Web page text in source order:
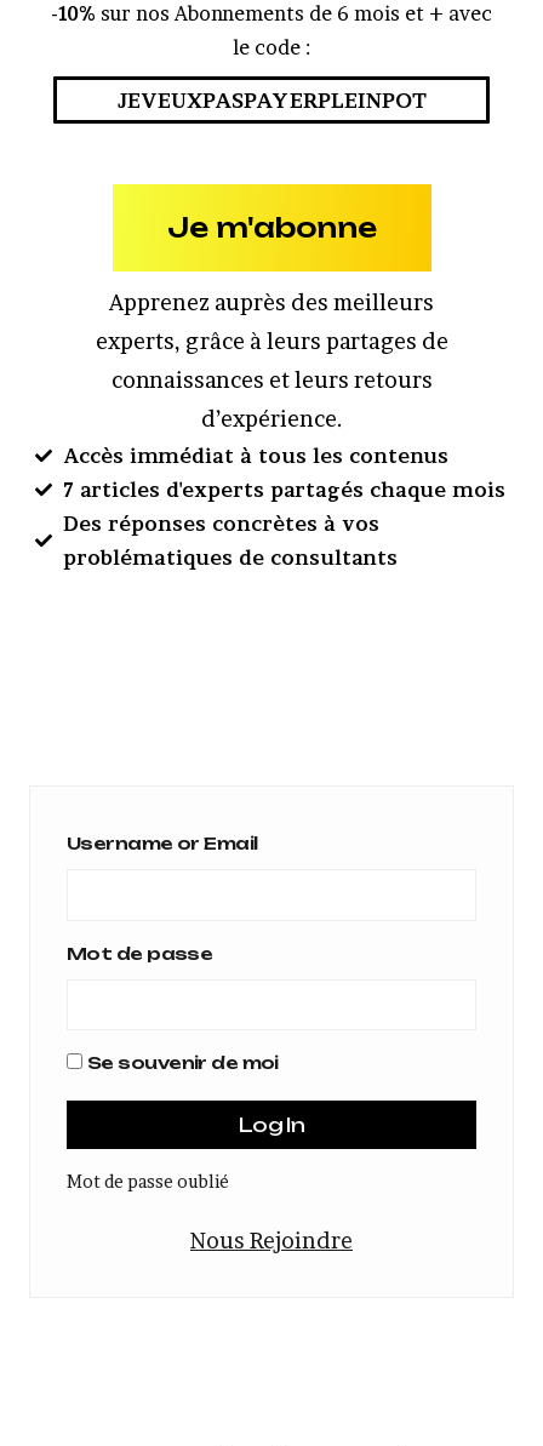
-10% sur nos Abonnements de 6 mois et + avec
le code :
JEVEUXPASPAYERPLEINPOT
Je m'abonne
Apprenez auprès des meilleurs
experts, grâce à leurs partages de
connaissances et leurs retours
d’expérience.
Accès immédiat à tous les contenus
7 articles d'experts partagés chaque mois
Des réponses concrètes à vos
problématiques de consultants
Username or Email
Mot de passe
Se souvenir de moi
Mot de passe oublié
Nous Rejoindre